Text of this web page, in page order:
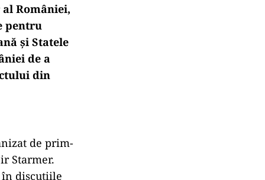
României,
pentru
și Statele
de a
din
de prim-
Starmer.
în discuțiile